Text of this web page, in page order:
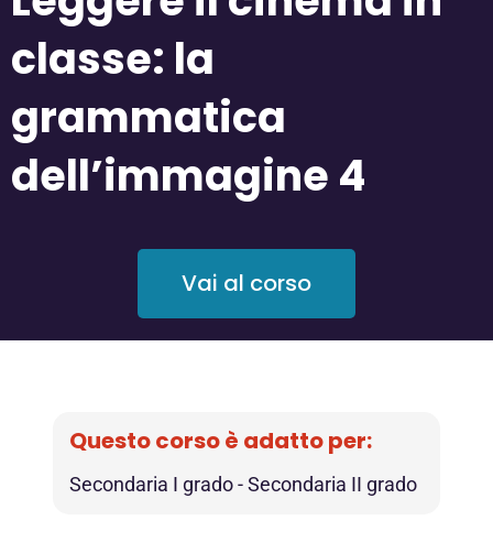
classe: la
grammatica
dell’immagine 4
Vai al corso
Questo corso è adatto per:
Secondaria I grado-Secondaria II grado